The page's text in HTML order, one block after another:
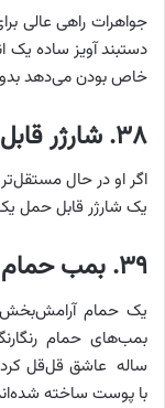
جواهرات راهی عالی
دستبند آویز ساده
خاص بودن می‌دهد بدون
۳۸. شارژر قابل حمل با کابل لایتنینگ داخلی
اگر او در حال
یک شارژر قابل حمل
۳۹. بمب حمام برای کودکان
یک حمام
ساله عاشق قل‌قل
با پوست ساخته